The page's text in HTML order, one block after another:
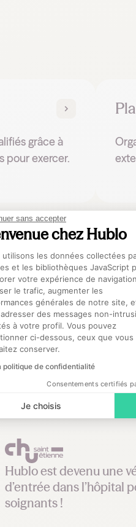
sans accepter
chez Hublo
de Gestion
utilisons les données collectées
et les bibliothèques JavaScript
votre expérience de
le trafic, augmenter les
générales de notre site,
des messages non-
à votre profil. Vous pouvez
ci-dessous, ceux que vous
conserver.
politique de confidentialité
Consentements certifiés
Je choisis
Axeptio
grâce à
pour exercer.
Hublo est devenu une
d’entrée dans l’hôpital
soignants !